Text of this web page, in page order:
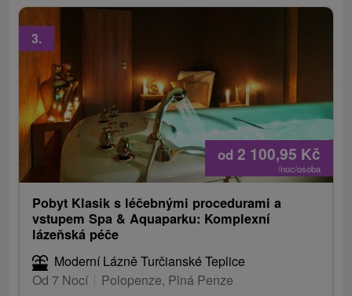
od 2 100,95 Kč
/noc/osoba
3.
Pobyt Klasik s léčebnými procedurami a
vstupem Spa & Aquaparku: Komplexní
lázeňská péče
Moderní Lázně Turčianské Teplice
Od 7 Nocí
Polopenze, Plná Penze